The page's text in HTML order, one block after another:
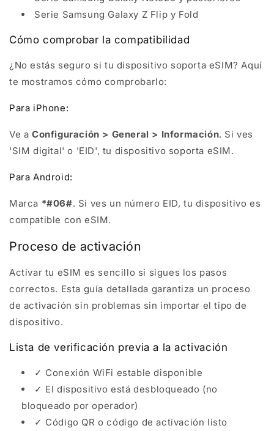
Serie Samsung Galaxy Z Flip y Fold
Cómo comprobar la compatibilidad
¿No estás seguro si tu dispositivo soporta eSIM? Aquí
te mostramos cómo comprobarlo:
Para iPhone:
Ve a Configuración > General > Información. Si ves
'SIM digital' o 'EID', tu dispositivo soporta eSIM.
Para Android:
Marca *#06#. Si ves un número EID, tu dispositivo es
compatible con eSIM.
Proceso de activación
Activar tu eSIM es sencillo si sigues los pasos
correctos. Esta guía detallada garantiza un proceso
de activación sin problemas sin importar el tipo de
dispositivo.
Lista de verificación previa a la activación
✓ Conexión WiFi estable disponible
✓ El dispositivo está desbloqueado (no
bloqueado por operador)
✓ Código QR o código de activación listo